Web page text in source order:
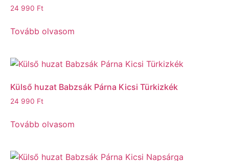
24 990 Ft
Tovább olvasom
Külső huzat Babzsák Párna Kicsi Türkizkék
24 990 Ft
Tovább olvasom